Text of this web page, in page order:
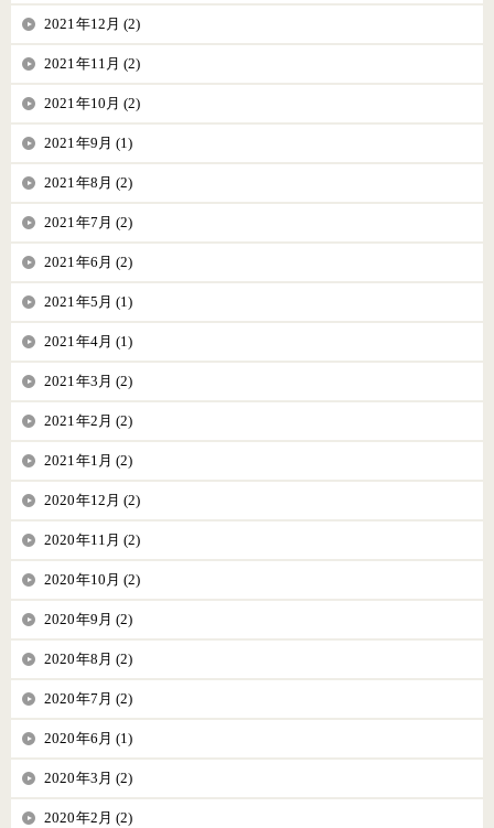
2021年12月 (2)
2021年11月 (2)
2021年10月 (2)
2021年9月 (1)
2021年8月 (2)
2021年7月 (2)
2021年6月 (2)
2021年5月 (1)
2021年4月 (1)
2021年3月 (2)
2021年2月 (2)
2021年1月 (2)
2020年12月 (2)
2020年11月 (2)
2020年10月 (2)
2020年9月 (2)
2020年8月 (2)
2020年7月 (2)
2020年6月 (1)
2020年3月 (2)
2020年2月 (2)